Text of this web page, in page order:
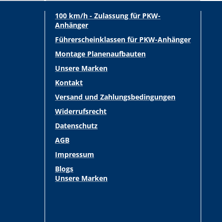
100 km/h - Zulassung für PKW-
Anhänger
Führerscheinklassen für PKW-Anhänger
Montage Planenaufbauten
Unsere Marken
Kontakt
Versand und Zahlungsbedingungen
Widerrufsrecht
Datenschutz
AGB
Impressum
Blogs
Unsere Marken